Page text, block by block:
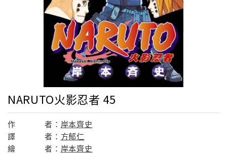
NARUTO火影忍者 45
作 者： 岸本齊史
譯
者： 方郁仁
繪
者： 岸本齊史